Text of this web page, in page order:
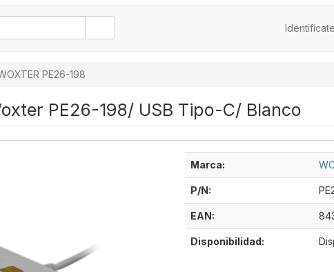
Identifícate
PE26-198
PE26-198/ USB Tipo-C/ Blanco
Marca:
P/N:
EAN:
Disponibilidad: